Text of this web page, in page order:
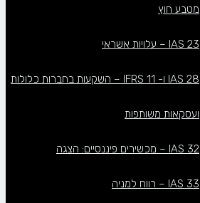
מטבע חוץ
IAS 23 – עלויות אשראי
IAS 28 ו- IFRS 11 – השקעות בחברות כלולות
ועסקאות משותפות
IAS 32 – מכשירים פיננסיים: הצגה
IAS 33 – רווח למניה